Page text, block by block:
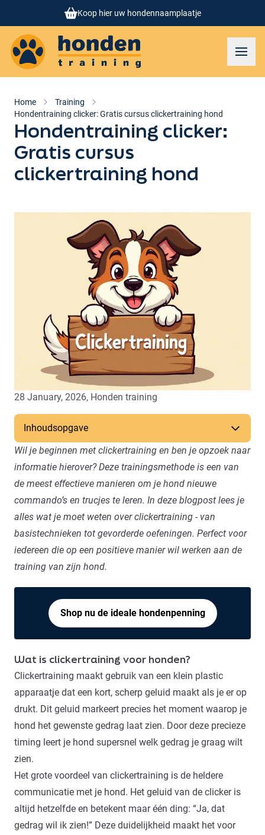
Koop hier uw hondennaamplaatje
Honden training
Home
Training
Hondentraining clicker: Gratis cursus clickertraining hond
Hondentraining clicker:
Gratis cursus
clickertraining hond
28 January, 2026, Honden training
Inhoudsopgave
Wil je beginnen met clickertraining en ben je opzoek naar
informatie hierover? Deze trainingsmethode is een van
de meest effectieve manieren om je hond nieuwe
commando’s en trucjes te leren. In deze blogpost lees je
alles wat je moet weten over clickertraining - van
basistechnieken tot gevorderde oefeningen. Perfect voor
iedereen die op een positieve manier wil werken aan de
training van zijn hond.
Shop nu de ideale hondenpenning
Wat is clickertraining voor honden?
Clickertraining maakt gebruik van een klein plastic
apparaatje dat een kort, scherp geluid maakt als je er op
drukt. Dit geluid markeert precies het moment waarop je
hond het gewenste gedrag laat zien. Door deze precieze
timing leert je hond supersnel welk gedrag je graag wilt
zien.
Het grote voordeel van clickertraining is de heldere
communicatie met je hond. Het geluid van de clicker is
altijd hetzelfde en betekent maar één ding: “Ja, dat
gedrag wil ik zien!” Deze duidelijkheid maakt het voor